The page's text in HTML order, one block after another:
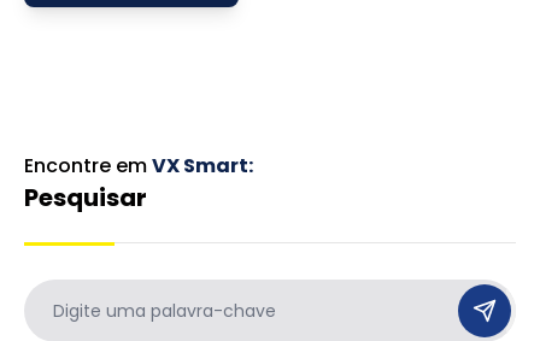
Encontre emVX Smart:
Pesquisar
Ir